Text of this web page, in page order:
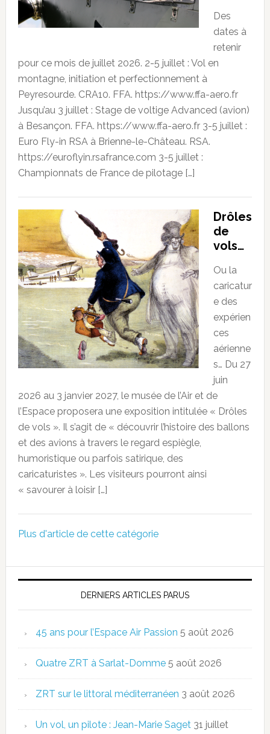
Des
dates à
retenir
pour ce mois de juillet 2026. 2-5 juillet : Vol en
montagne, initiation et perfectionnement à
Peyresourde. CRA10. FFA. https://www.ffa-aero.fr
Jusqu’au 3 juillet : Stage de voltige Advanced (avion)
à Besançon. FFA. https://www.ffa-aero.fr 3-5 juillet :
Euro Fly-in RSA à Brienne-le-Château. RSA.
https://euroflyin.rsafrance.com 3-5 juillet :
Championnats de France de pilotage […]
Drôles
de
vols…
Ou la
caricatur
e des
expérien
ces
aérienne
s… Du 27
juin
2026 au 3 janvier 2027, le musée de l’Air et de
l’Espace proposera une exposition intitulée « Drôles
de vols ». Il s’agit de « découvrir l’histoire des ballons
et des avions à travers le regard espiègle,
humoristique ou parfois satirique, des
caricaturistes ». Les visiteurs pourront ainsi
« savourer à loisir […]
Plus d'article de cette catégorie
DERNIERS ARTICLES PARUS
45 ans pour l’Espace Air Passion 5 août 2026
Quatre ZRT à Sarlat-Domme 5 août 2026
ZRT sur le littoral méditerranéen 3 août 2026
Un vol, un pilote : Jean-Marie Saget 31 juillet